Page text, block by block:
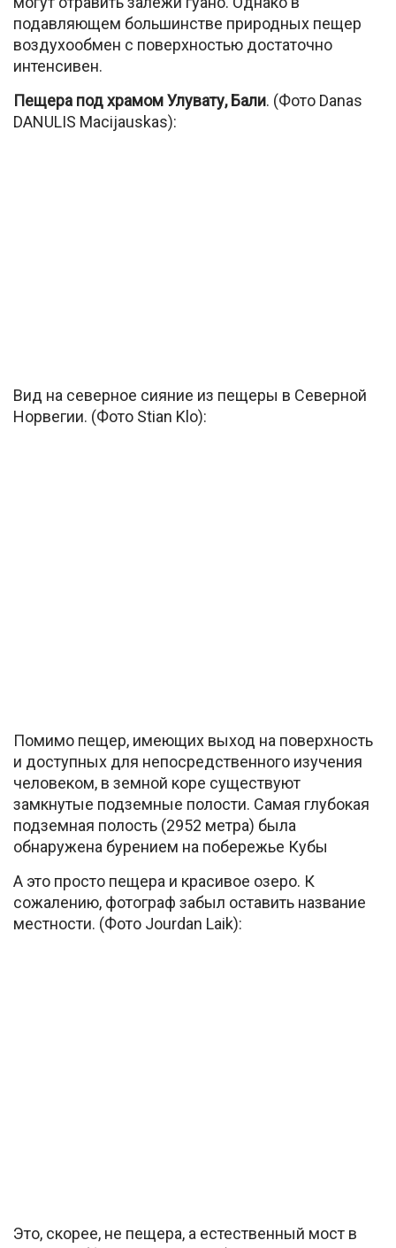
подавляющем большинстве природных пещер
воздухообмен с поверхностью достаточно
интенсивен.
Пещера под храмом Улувату, Бали. (Фото Danas
DANULIS Macijauskas):
Вид на северное сияние из пещеры в Северной
Норвегии. (Фото Stian Klo):
Помимо пещер, имеющих выход на поверхность
и доступных для непосредственного изучения
человеком, в земной коре существуют
замкнутые подземные полости. Самая глубокая
подземная полость (2952 метра) была
обнаружена бурением на побережье Кубы
А это просто пещера и красивое озеро. К
сожалению, фотограф забыл оставить название
местности. (Фото Jourdan Laik):
Это, скорее, не пещера, а естественный мост в